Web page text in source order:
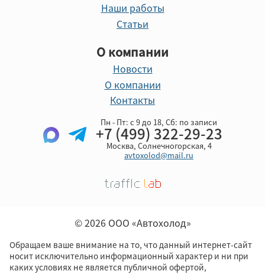
Наши работы
Статьи
О компании
Новости
О компании
Контакты
Пн - Пт: с 9 до 18, Cб: по записи
+7 (499) 322-29-23
Москва, Солнечногорская, 4
avtoxolod@mail.ru
© 2026 ООО «Автохолод»
Обращаем ваше внимание на то, что данный интернет-сайт
носит исключительно информационный характер и ни при
каких условиях не является публичной офертой,